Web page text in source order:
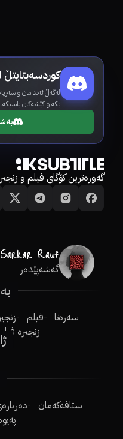
لەگەڵ ئەندامان و
بکە و کێشەکان باسبکە.
گەورەترین کۆگای فیلم و
گەشەپێدەر
سەرەتا فیلم
زنجیرە فیلم
ستافەکەمان